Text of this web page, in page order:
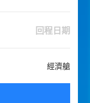
回程日期
經濟艙